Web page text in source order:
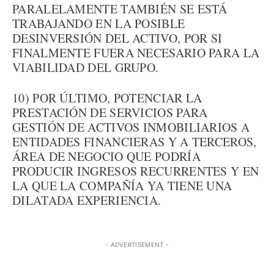
PARALELAMENTE TAMBIÉN SE ESTÁ
TRABAJANDO EN LA POSIBLE
DESINVERSIÓN DEL ACTIVO, POR SI
FINALMENTE FUERA NECESARIO PARA LA
VIABILIDAD DEL GRUPO.
10) POR ÚLTIMO, POTENCIAR LA
PRESTACIÓN DE SERVICIOS PARA
GESTIÓN DE ACTIVOS INMOBILIARIOS A
ENTIDADES FINANCIERAS Y A TERCEROS,
ÁREA DE NEGOCIO QUE PODRÍA
PRODUCIR INGRESOS RECURRENTES Y EN
LA QUE LA COMPAÑÍA YA TIENE UNA
DILATADA EXPERIENCIA.
- ADVERTISEMENT -